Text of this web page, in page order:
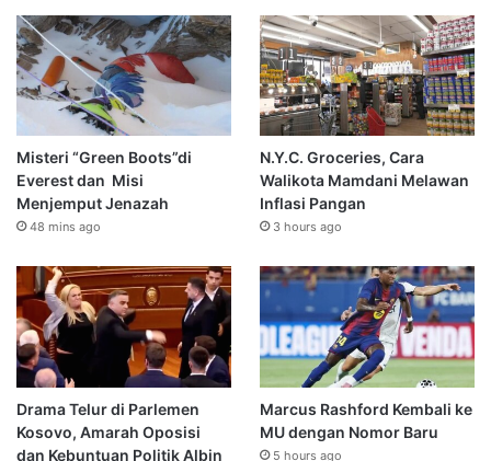
Misteri “Green Boots”di
Everest dan Misi
Menjemput Jenazah
48 mins ago
N.Y.C. Groceries, Cara
Walikota Mamdani Melawan
Inflasi Pangan
3 hours ago
Drama Telur di Parlemen
Kosovo, Amarah Oposisi
dan Kebuntuan Politik Albin
Marcus Rashford Kembali ke
MU dengan Nomor Baru
5 hours ago